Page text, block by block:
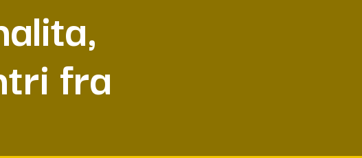
fra